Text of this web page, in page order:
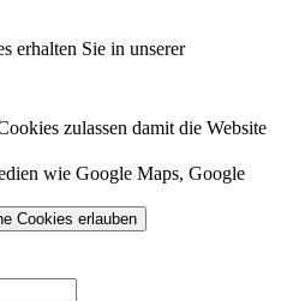
erhalten Sie in unserer
zulassen damit die Website
wie Google Maps, Google